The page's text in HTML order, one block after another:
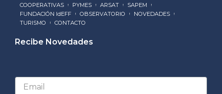
COOPERATIVAS
PYMES ARSAT
SAPEM
FUNDACIÓN IdEFF
OBSERVATORIO
NOVEDADES
TURISMO
CONTACTO
Recibe Novedades
Email